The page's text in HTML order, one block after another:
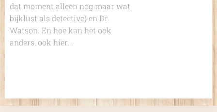
dat moment alleen nog maar wat
bijklust als detective) en Dr.
Watson. En hoe kan het ook
anders, ook hier...